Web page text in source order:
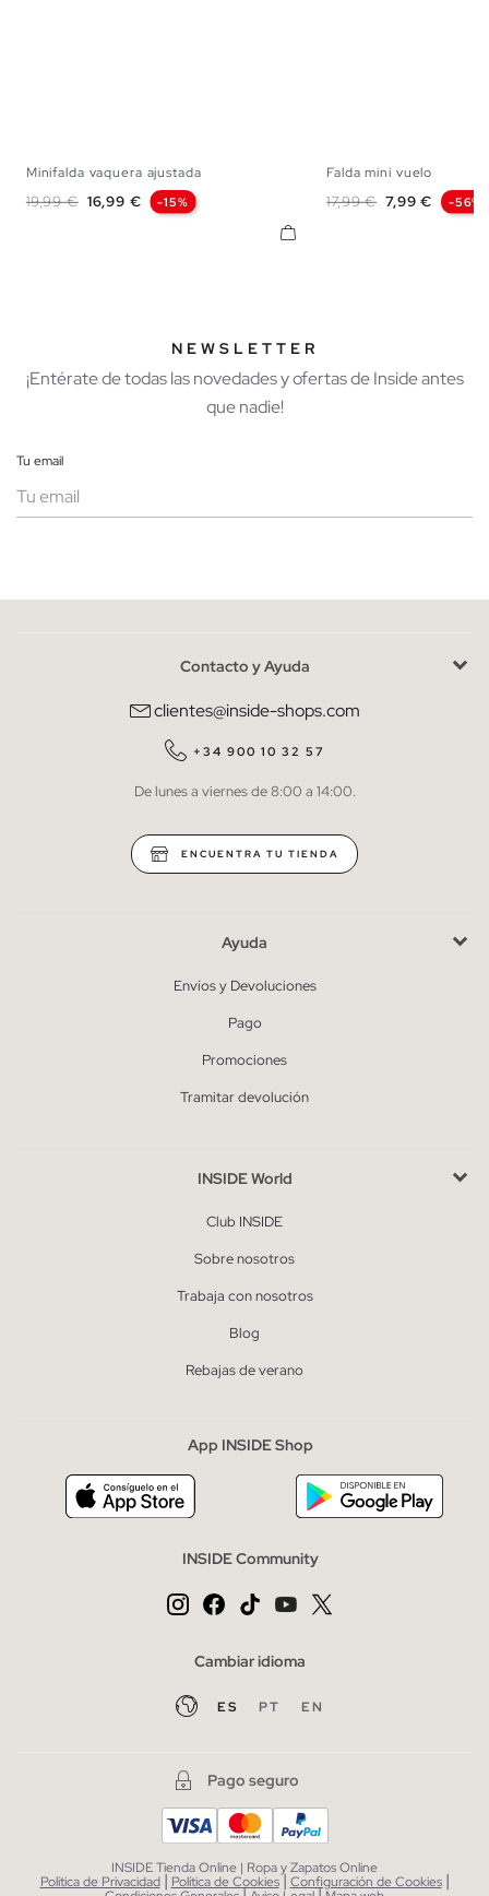
38
Minifalda vaquera ajustada
Precio base
19,99 € Precio
16,99 € -15%
Falda mini vuelo
Precio base
17,99 € Precio
7,99 € -56%
NEWSLETTER
¡Entérate de todas las novedades y ofertas de Inside antes
que nadie!
Tu email
He leído y entiendo lapolítica de privacidad
QUIERO SUSCRIBIRME
* Puedes cancelar la suscripción en cualquier momento.
Contacto y Ayuda
clientes@inside-shops.com
+34 900 10 32 57
De lunes a viernes de 8:00 a 14:00.
ENCUENTRA TU TIENDA
Ayuda
Envíos y Devoluciones
Pago
Promociones
Tramitar devolución
INSIDE World
Club INSIDE
Sobre nosotros
Trabaja con nosotros
Blog
Rebajas de verano
App INSIDE Shop
INSIDE Community
Cambiar idioma
ES PT EN
Pago seguro
INSIDE Tienda Online | Ropa y Zapatos Online
Política de Privacidad | Política de Cookies| Configuración de Cookies |